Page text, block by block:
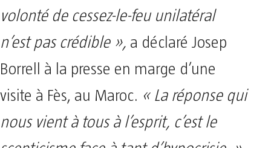
volonté de cessez-le-feu unilatéral
n’est pas crédible », a déclaré Josep
Borrell à la presse en marge d’une
visite à Fès, au Maroc. « La réponse qui
nous vient à tous à l’esprit, c’est le